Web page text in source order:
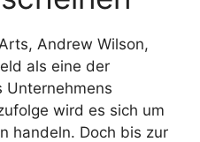
Andrew Wilson,
als eine der
Unternehmens
wird es sich um
handeln. Doch bis zur